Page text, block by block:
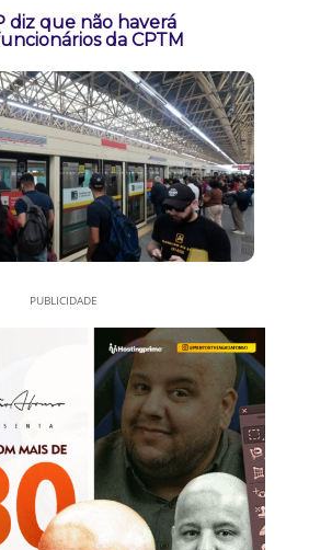
diz que não haverá
da CPTM
PUBLICIDADE